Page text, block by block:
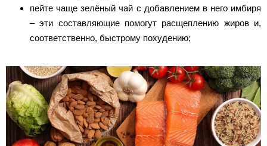
пейте чаще зелёный чай с добавлением в него имбиря
– эти составляющие помогут расщеплению жиров и,
соответственно, быстрому похудению;